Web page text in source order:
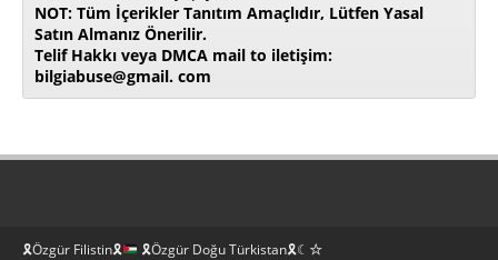
NOT: Tüm İçerikler Tanıtım Amaçlıdır, Lütfen Yasal
Satın Almanız Önerilir.
Telif Hakkı veya DMCA mail to iletişim:
bilgiabuse@gmail. com
🎗Özgür Filistin🎗 🎗Özgür Doğu Türkistan🎗☾☆